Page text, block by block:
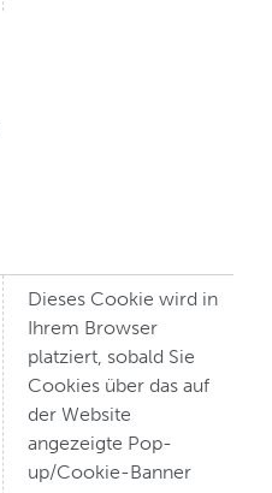
Dieses Cookie wird in
Ihrem Browser
platziert, sobald Sie
Cookies über das auf
der Website
angezeigte Pop-
up/Cookie-Banner